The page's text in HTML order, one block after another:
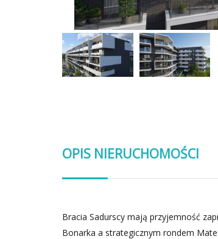
OPIS NIERUCHOMOŚCI
Bracia Sadurscy mają przyjemność
Bonarka a strategicznym rondem